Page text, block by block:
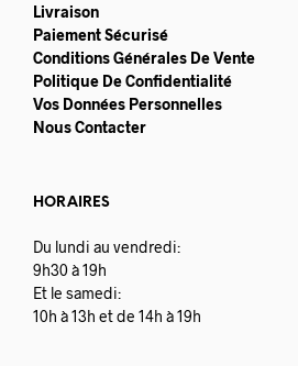
Livraison
Paiement Sécurisé
Conditions Générales De Vente
Politique De Confidentialité
Vos Données Personnelles
Nous Contacter
HORAIRES
Du lundi au vendredi:
9h30 à 19h
Et le samedi:
10h à 13h et de 14h à 19h